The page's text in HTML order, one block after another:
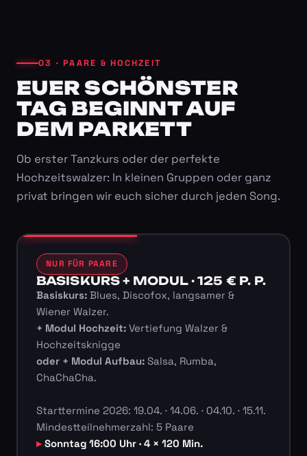
03 · PAARE & HOCHZEIT
EUER SCHÖNSTER
TAG BEGINNT AUF
DEM PARKETT
Ob erster Tanzkurs oder der perfekte
Hochzeitswalzer: In kleinen Gruppen oder ganz
privat bringen wir euch sicher durch jeden Song.
NUR FÜR PAARE
BASISKURS + MODUL · 125 € P. P.
Basiskurs:Blues, Discofox, langsamer &
Wiener Walzer.
+ Modul Hochzeit:Vertiefung Walzer &
Hochzeitsknigge
oder + Modul Aufbau:Salsa, Rumba,
ChaChaCha.
Starttermine 2026: 19.04. · 14.06. · 04.10. · 15.11.
Mindestteilnehmerzahl: 5 Paare
Sonntag 16:00 Uhr · 4 × 120 Min.